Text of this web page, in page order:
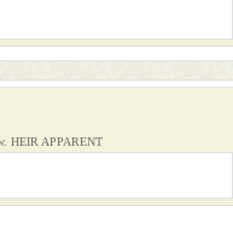
APPARENT